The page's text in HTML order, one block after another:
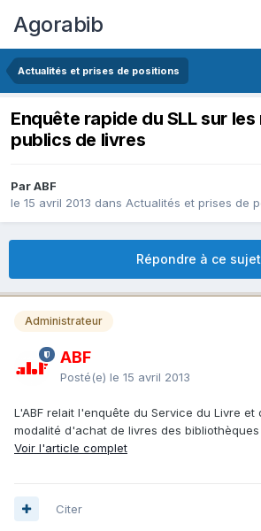
Agorabib
Actualités et prises de positions
Enquête rapide du SLL sur
publics de livres
Par ABF
le 15 avril 2013 dans Actualités et prises de
Répondre à ce sujet
Administrateur
ABF
Posté(e) le 15 avril 2013
L'ABF relait l'enquête du Service du Livre et
modalité d'achat de livres des
Voir l'article complet
Citer